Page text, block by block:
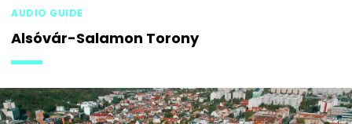
AUDIO GUIDE
Alsóvár-Salamon Torony